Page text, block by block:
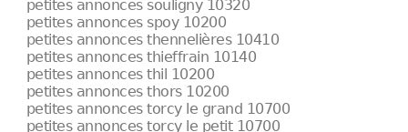
petites annonces souligny 10320
petites annonces spoy 10200
petites annonces thennelières 10410
petites annonces thieffrain 10140
petites annonces thil 10200
petites annonces thors 10200
petites annonces torcy le grand 10700
petites annonces torcy le petit 10700